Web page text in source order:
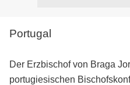
Portugal
Der Erzbischof von Braga
portugiesischen